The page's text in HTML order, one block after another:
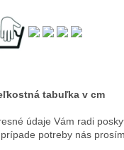
tabuľka v cm
údaje Vám radi
potreby nás